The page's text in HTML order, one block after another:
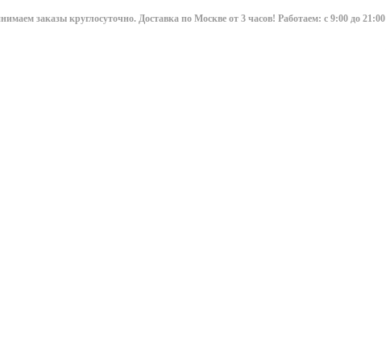
заказы круглосуточно. Доставка по Москве от 3 часов! Работаем: с 9:00 до 21:00